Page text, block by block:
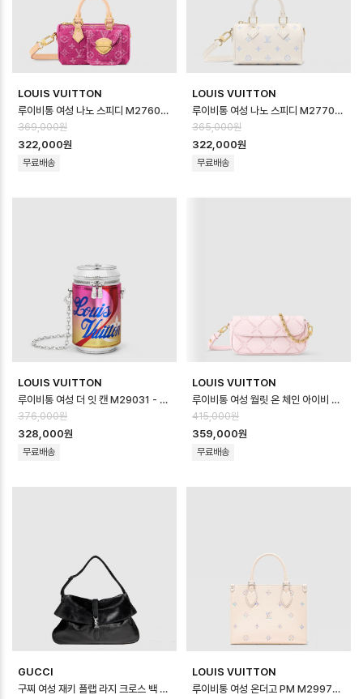
LOUIS VUITTON
루이비통 여성 나노 스피디 M27603 - Louis vuitton Womens Nano …
369,000원
322,000원
무료배송
LOUIS VUITTON
루이비통 여성 나노 스피디 M27702 - Louis vuitton Womens Nano …
365,000원
322,000원
무료배송
LOUIS VUITTON
루이비통 여성 더 잇 캔 M29031 - Louis vuitton Womens The It…
376,000원
328,000원
무료배송
LOUIS VUITTON
루이비통 여성 월릿 온 체인 아이비 백 M29502 - Louis vuitton Women…
415,000원
359,000원
무료배송
GUCCI
구찌 여성 재키 플랩 라지 크로스 백 - Gucci Womens Jackie Flap La…
LOUIS VUITTON
루이비통 여성 온더고 PM M29976 - Louis vuitton Womens On th…